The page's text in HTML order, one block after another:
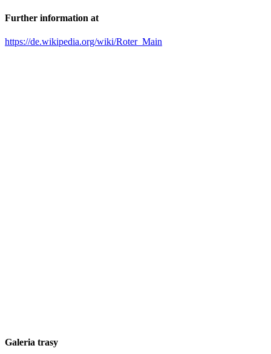
Further information at
https://de.wikipedia.org/wiki/Roter_Main
Galeria trasy